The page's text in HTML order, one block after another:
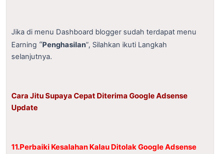
Jika di menu Dashboard blogger sudah terdapat menu
Earning “Penghasilan”, Silahkan ikuti Langkah
selanjutnya.
Cara Jitu Supaya Cepat Diterima Google Adsense
Update
11.Perbaiki Kesalahan Kalau Ditolak Google Adsense